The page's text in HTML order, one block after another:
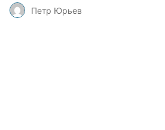
Петр Юрьев